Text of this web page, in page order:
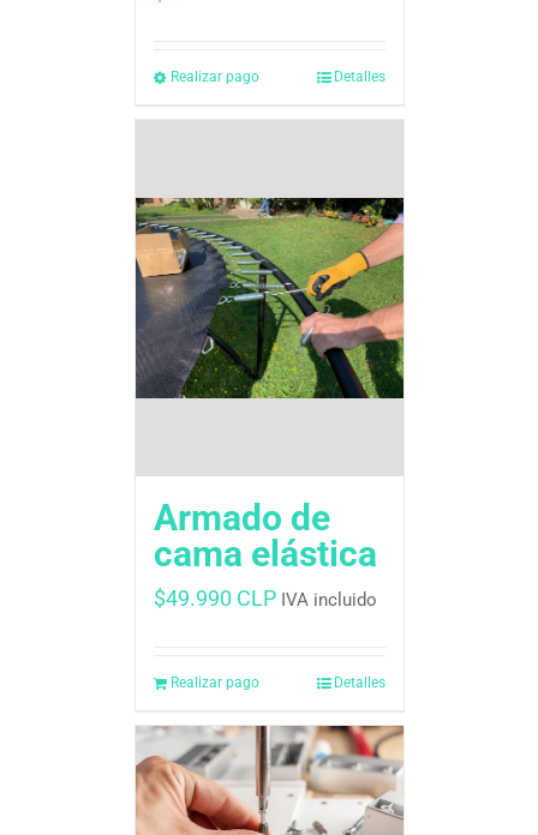
Realizar pago Detalles
Armado de
cama elástica
$49.990 CLP IVA incluido
Realizar pago Detalles